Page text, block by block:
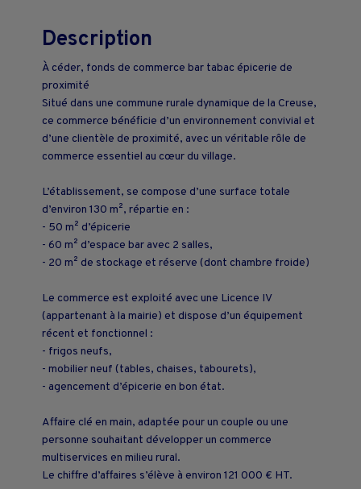
Description
À céder, fonds de commerce bar tabac épicerie de
proximité
Situé dans une commune rurale dynamique de la Creuse,
ce commerce bénéficie d’un environnement convivial et
d’une clientèle de proximité, avec un véritable rôle de
commerce essentiel au cœur du village.
L’établissement, se compose d’une surface totale
d’environ 130 m², répartie en :
- 50 m² d’épicerie
- 60 m² d’espace bar avec 2 salles,
- 20 m² de stockage et réserve (dont chambre froide)
Le commerce est exploité avec une Licence IV
(appartenant à la mairie) et dispose d’un équipement
récent et fonctionnel :
- frigos neufs,
- mobilier neuf (tables, chaises, tabourets),
- agencement d’épicerie en bon état.
Affaire clé en main, adaptée pour un couple ou une
personne souhaitant développer un commerce
multiservices en milieu rural.
Le chiffre d’affaires s’élève à environ 121 000 € HT.